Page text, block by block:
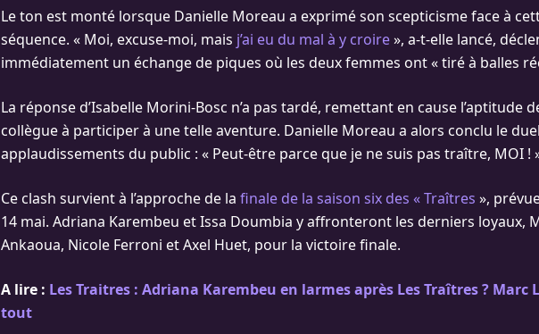
Le ton est monté lorsque Danielle Moreau a exprimé son scepticisme face à
séquence. « Moi, excuse-moi, mais j’ai eu du mal à y croire», a-t-elle lancé,
immédiatement un échange de piques où les deux femmes ont « tiré à balles
La réponse d’Isabelle Morini-Bosc n’a pas tardé, remettant en cause l’aptitude
collègue à participer à une telle aventure. Danielle Moreau a alors conclu le
applaudissements du public : « Peut-être parce que je ne suis pas traître, MOI !
Ce clash survient à l’approche de la finale de la saison six des « Traîtres »,
14 mai. Adriana Karembeu et Issa Doumbia y affronteront les derniers loyaux,
Ankaoua, Nicole Ferroni et Axel Huet, pour la victoire finale.
A lire : Les Traitres : Adriana Karembeu en larmes après Les Traîtres ? Marc
tout